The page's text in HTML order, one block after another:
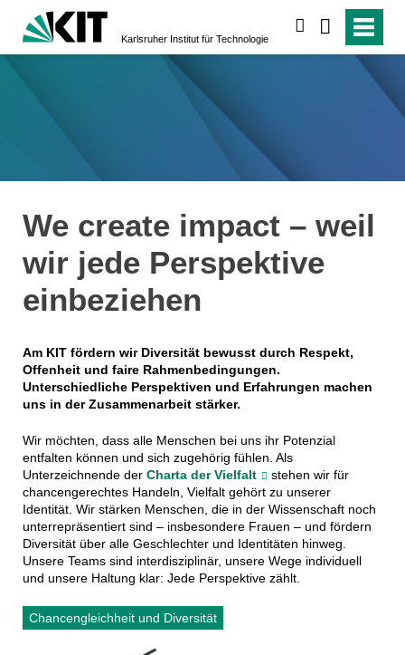
Karlsruher Institut für Technologie
We create impact – weil
wir jede Perspektive
einbeziehen
Am KIT fördern wir Diversität bewusst durch Respekt,
Offenheit und faire Rahmenbedingungen.
Unterschiedliche Perspektiven und Erfahrungen machen
uns in der Zusammenarbeit stärker.
Wir möchten, dass alle Menschen bei uns ihr Potenzial
entfalten können und sich zugehörig fühlen. Als
Unterzeichnende der Charta der Vielfalt
stehen wir für
chancengerechtes Handeln, Vielfalt gehört zu unserer
Identität. Wir stärken Menschen, die in der Wissenschaft noch
unterrepräsentiert sind – insbesondere Frauen – und fördern
Diversität über alle Geschlechter und Identitäten hinweg.
Unsere Teams sind interdisziplinär, unsere Wege individuell
und unsere Haltung klar: Jede Perspektive zählt.
Chancengleichheit und Diversität